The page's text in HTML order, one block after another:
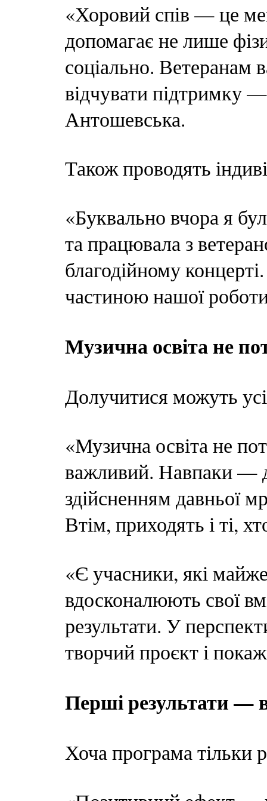
«Хоровий спів — це
допомагає не лише
соціально. Ветеранам
відчувати підтримку
Антошевська.
Також проводять
«Буквально вчора я
та працювала з
благодійному
частиною нашої
Музична освіта не
Долучитися можуть
«Музична освіта не
важливий. Навпаки —
здійсненням давньої
Втім, приходять і ті,
«Є учасники, які
вдосконалюють свої
результати. У
творчий проєкт і
Перші результати —
Хоча програма тільки